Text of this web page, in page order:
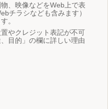
、映像などをWeb上で表
チラシなども含みます）
。
やクレジット表記が不可
目的」の欄に詳しい理由